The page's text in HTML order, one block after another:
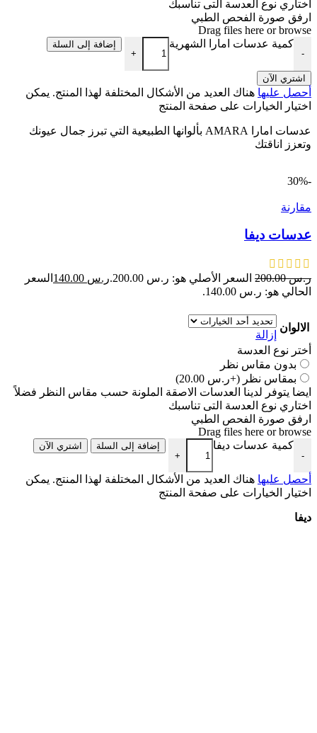
اختاري نوع العدسة التى تناسبك
ارفق صورة الفحص الطبي
Drag files here orbrowse
-
كمية عدسات امارا الشهرية
+
إضافة إلى السلة
اشتري الآن
أحصل عليها هناك العديد من الأشكال المختلفة لهذا المنتج. يمكن
اختيار الخيارات على صفحة المنتج
عدسات امارا AMARA بألوانها الطبيعية التي تبرز جمال عيونك
وتعزز اناقتك
-30%
مقارنة
عدسات ديفا
ر.س200.00 السعر الأصلي هو: ر.س 200.00. ر.س
السعر
الحالي هو: ر.س 140.00.
الالوان
إزالة
أختر نوع العدسة
بدون مقاس نظر
بمقاس نظر (+ر.س 20.00)
ايضا يتوفر لدينا العدسات الاصقة الملونة حسب مقاس النظر فضلاً
اختاري نوع العدسة التى تناسبك
ارفق صورة الفحص الطبي
Drag files here orbrowse
-
كمية عدسات ديفا
+
إضافة إلى السلة اشتري الآن
أحصل عليها هناك العديد من الأشكال المختلفة لهذا المنتج. يمكن
اختيار الخيارات على صفحة المنتج
ديفا